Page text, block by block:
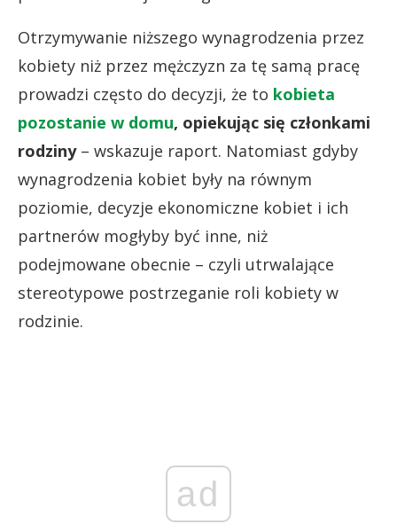
Otrzymywanie niższego wynagrodzenia przez
kobiety niż przez mężczyzn za tę samą pracę
prowadzi często do decyzji, że to kobieta
pozostanie w domu, opiekując się członkami
rodziny– wskazuje raport. Natomiast gdyby
wynagrodzenia kobiet były na równym
poziomie, decyzje ekonomiczne kobiet i ich
partnerów mogłyby być inne, niż
podejmowane obecnie – czyli utrwalające
stereotypowe postrzeganie roli kobiety w
rodzinie.
ad